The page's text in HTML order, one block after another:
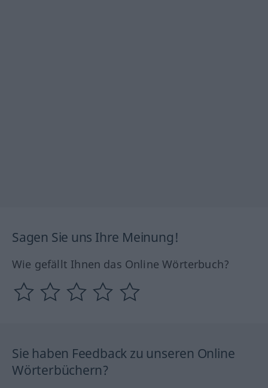
Sagen Sie uns Ihre Meinung!
Wie gefällt Ihnen das Online Wörterbuch?
Sie haben Feedback zu unseren Online
Wörterbüchern?